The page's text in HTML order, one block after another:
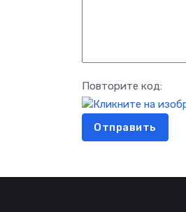
Повторите код:
Отправить